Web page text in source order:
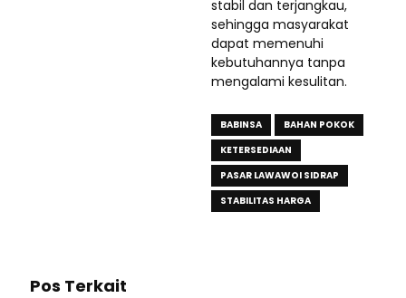
stabil dan terjangkau,
sehingga masyarakat
dapat memenuhi
kebutuhannya tanpa
mengalami kesulitan.
BABINSA
BAHAN POKOK
KETERSEDIAAN
PASAR LAWAWOI SIDRAP
STABILITAS HARGA
Pos Terkait